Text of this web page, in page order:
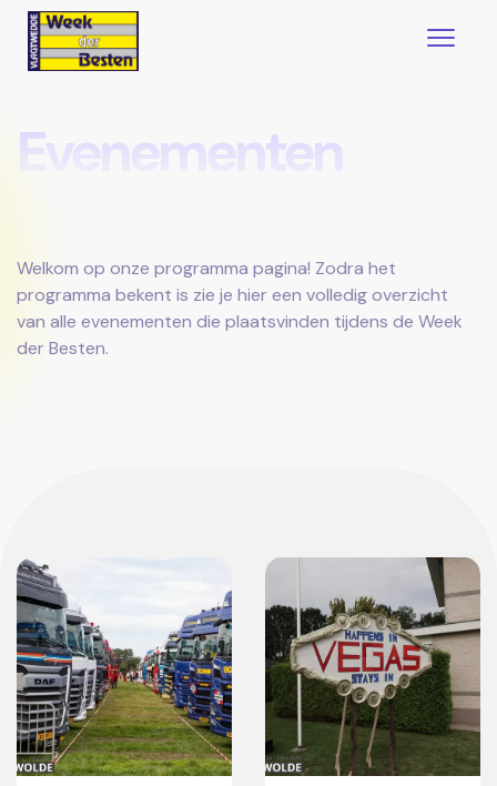
Evenementen
Welkom op onze programma pagina! Zodra het
programma bekent is zie je hier een volledig overzicht
van alle evenementen die plaatsvinden tijdens de Week
der Besten.